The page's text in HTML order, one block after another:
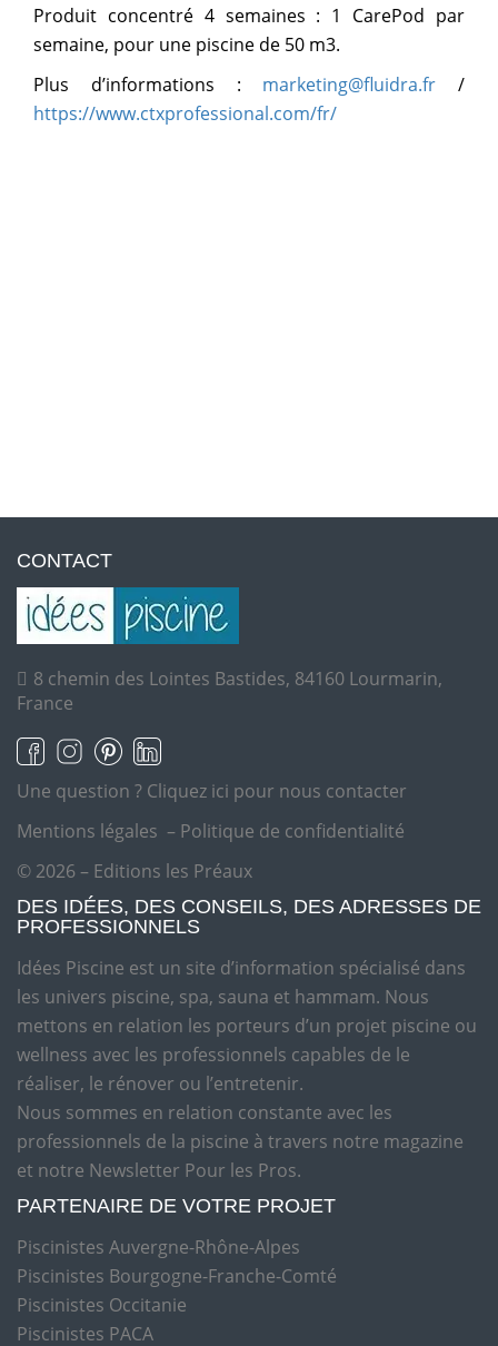
Produit concentré 4 semaines : 1 CarePod par
semaine, pour une piscine de 50 m3.
Plus d’informations : marketing@fluidra.fr /
https://www.ctxprofessional.com/fr/
CONTACT
8 chemin des Lointes Bastides, 84160 Lourmarin,
France
Une question ? Cliquez ici pour nous contacter
Mentions légales – Politique de confidentialité
© 2026 – Editions les Préaux
DES IDÉES, DES CONSEILS, DES ADRESSES DE
PROFESSIONNELS
Idées Piscine est un site d’information spécialisé dans
les univers piscine, spa, sauna et hammam. Nous
mettons en relation les porteurs d’un projet piscine ou
wellness avec les professionnels capables de le
réaliser, le rénover ou l’entretenir.
Nous sommes en relation constante avec les
professionnels de la piscine à travers notre magazine
et notre Newsletter Pour les Pros.
PARTENAIRE DE VOTRE PROJET
Piscinistes Auvergne-Rhône-Alpes
Piscinistes Bourgogne-Franche-Comté
Piscinistes Occitanie
Piscinistes PACA